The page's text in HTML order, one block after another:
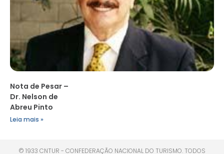
Nota de Pesar –
Dr. Nelson de
Abreu Pinto
Leia mais »
© 1933 CNTUR - CONFEDERAÇÃO NACIONAL DO TURISMO. TODOS